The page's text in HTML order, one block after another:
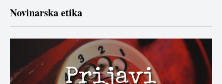
Novinarska etika